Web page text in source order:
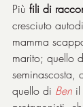
Più fili di
cresciuto
mamma
marito; quello
seminascosta,
quello di Ben